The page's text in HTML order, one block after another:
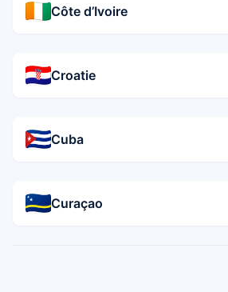
Côte d’Ivoire
Croatie
Cuba
Curaçao